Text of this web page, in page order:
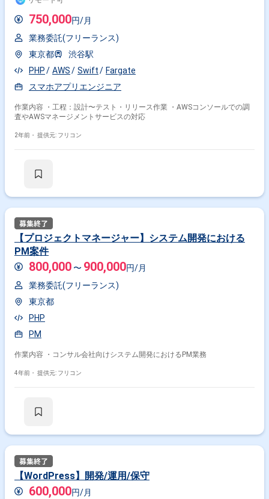
750,000円/月
業務委託(フリーランス)
東京都
渋谷駅
PHP
AWS Swift
Fargate
スマホアプリエンジニア
作業内容 ・工程：設計〜テスト・リリース作業 ・AWSコンソールでの調
査やAWSマネージメントサービスの対応
2年前・ 提供元: フリコン
【プロジェクトマネージャー】システム開発における
PM案件
800,000 〜 900,000円/月
業務委託(フリーランス)
東京都
PHP
PM
作業内容 ・コンサル会社向けシステム開発におけるPM業務
4年前・ 提供元: フリコン
【WordPress】開発/運用/保守
600,000円/月